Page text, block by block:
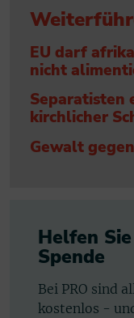
EU darf
nicht
Separatisten
kirchlicher
Gewalt
Helfen
Spende
Bei PRO sind
kostenlos -